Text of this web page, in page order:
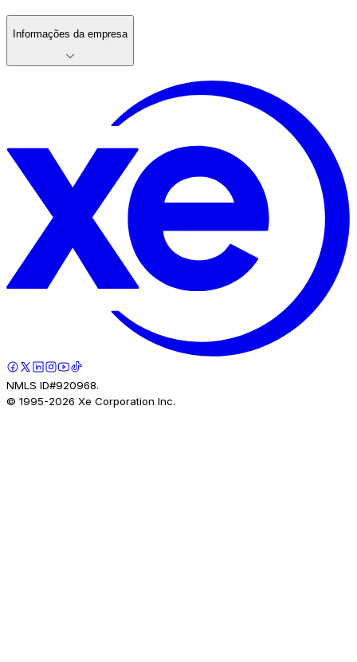
Informações da empresa
NMLS ID#920968.
© 1995-2026 Xe Corporation Inc.